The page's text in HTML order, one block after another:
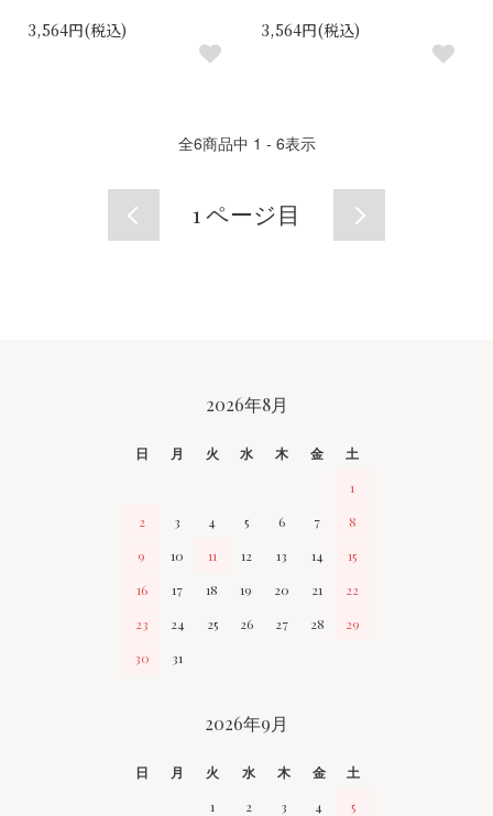
3,564円(税込) 3,564円(税込)
全6商品中 1 - 6表示
1 ページ目
2026年8月
日 月 火 水 木 金
土
1
2
3 4 5 6 7
8
9
10 11 12 13 14
15
16
17 18 19 20 21
22
23
24 25 26 27 28
29
30
31
2026年9月
日 月 火 水 木 金
土
1
2 3 4
5